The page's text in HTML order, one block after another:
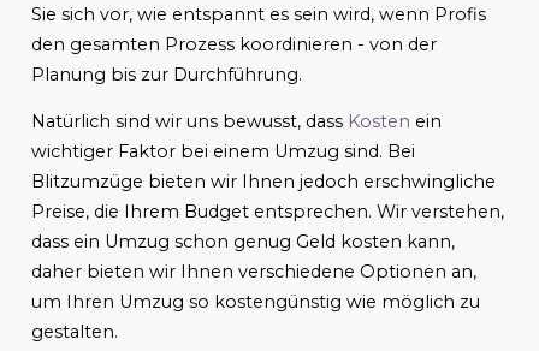
Sie sich vor, wie entspannt es sein wird, wenn Profis
den gesamten Prozess koordinieren - von der
Planung bis zur Durchführung.
Natürlich sind wir uns bewusst, dass Kosten ein
wichtiger Faktor bei einem Umzug sind. Bei
Blitzumzüge bieten wir Ihnen jedoch erschwingliche
Preise, die Ihrem Budget entsprechen. Wir verstehen,
dass ein Umzug schon genug Geld kosten kann,
daher bieten wir Ihnen verschiedene Optionen an,
um Ihren Umzug so kostengünstig wie möglich zu
gestalten.